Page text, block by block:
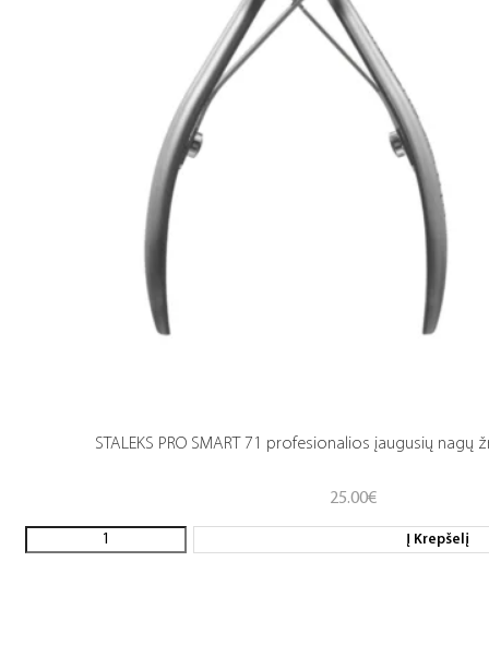
STALEKS PRO SMART 71 profesionalios įaugusių nagų
25.00€
Į Krepšelį